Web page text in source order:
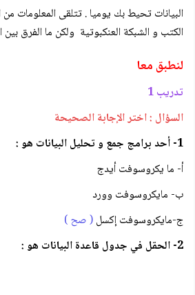
البيانات تحيط بك يوميا . تتلقى المعلومات
الكتب و الشبكة العنكبوتية ولكن ما الفرق بين
لنطبق معا
تدريب 1
السؤال : اختر الإجابة الصحيحة
1- أحد برامج جمع و تحليل البيانات هو :
أ- ما يكروسوفت أيدج
ب- مايكروسوفت وورد
ج-مايكروسوفت إكسل( صح )
2- الحقل في جدول قاعدة البيانات هو :